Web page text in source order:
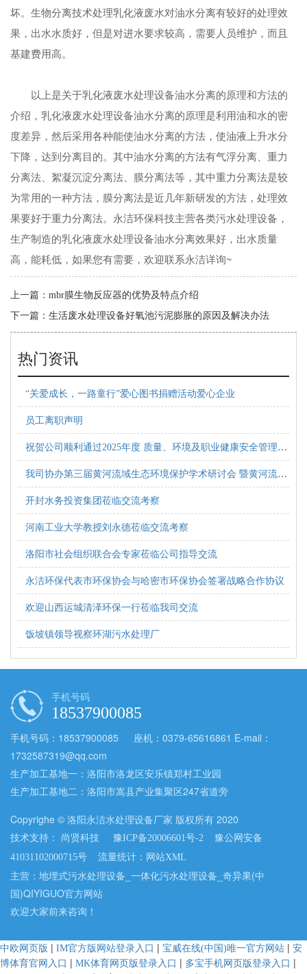
坏。生物分离技术处理乳化液废水对油水分离有较好的处理效
果，出水水质好，但是对进水要求较高，需要人员维护，而且
基建费用高。
以上是关于乳化液废水处理设备油水分离的原理和方法的
介绍，乳化液废水处理设备油水分离的原理是利用油和水的密
度差异，然后采用各种能使油水分离的方法，使油液上升水分
下降，达到分离目的。其中油水分离的方法有气浮分离、重力
分离法、絮凝沉淀分离法、膜分离法等，其中重力分离法是较
为常用的一种方法，膜分离法是近几年新研发的方法，处理效
果要好于重力分离法。永洁环保科技主营各类污水处理设备，
生产制造的乳化液废水处理设备油水分离效果好，出水质量
高，能耗低，如果您有需要，欢迎联系永洁详询~
上一篇： mbr膜生物反应器的优势及特点介绍
下一篇： 生活废水处理设备好氧池污泥膨胀的原因及解决办法
热门资讯
“关爱成长，一路童行”爱心图书捐赠活动爱心企业
员工离职声明
祝
贺公司顺利通过2025年度 质量、环境及职业健康安全管理体系现场审核
我
司协办第三届黄河流域生态环境保护学术研讨会 暨黄河流域生态环境保护联合创新中心年会
开封水务投资集团莅临交流考察
河南工业大学教授刘永德莅临交流考察
洛阳市社会组织联合会专家莅临公司指导交流
永洁环保代表市环保协会与哈密市环保协会签署战略合作协议
欢迎山西运城清泽环保一行莅临我司交流
饭坡镇领导视察环湖污水处理厂
手机号码
18537900085
手机号码：18537900085 座机：0379-65616861 E-mail：
1732587319@qq.com
生产加工基地一：洛阳市洛龙区安乐镇郑村工业园
生产加工基地二：洛阳市嵩县产业集聚区247省道旁
Copyrighe © 洛阳永洁水处理设备厂家 版权所有 2020
技术支持：
尚贤科技 豫ICP备20006601号-2
豫公网安备
41031102000715号
流量统计： 网站XML
主营：地埋式污水处理设备_一体化污水处理设备_奇异果(中
国)QIYIGUO官方网站
欢迎大家前来咨询！
中欧网页版 | IM官方版网站登录入口 | 宝威在线(中国)唯一官方网站 | 安
博体育官网入口 | MK体育网页版登录入口 | 多宝手机网页版登录入口 |